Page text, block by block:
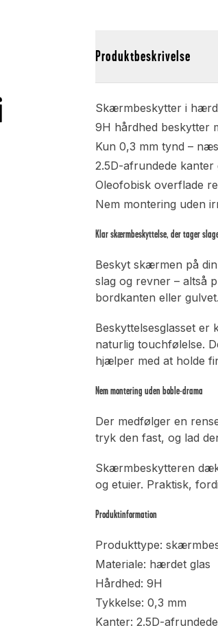
Produktbeskrivelse
Skærmbeskytter i
9H hårdhed beskytter
Kun 0,3 mm tynd –
2.5D-afrundede kanter
Oleofobisk overflade
Nem montering uden
Klar skærmbeskyttelse, der tager
Beskyt skærmen på
slag og revner – altså
bordkanten eller gulvet.
Beskyttelsesglasset
naturlig touchfølelse.
hjælper med at holde
Nem montering uden boble-drama
Der medfølger en
tryk den fast, og lad
Skærmbeskytteren
og etuier. Praktisk,
Produktinformation
Produkttype:
Materiale: hærdet glas
Hårdhed: 9H
Tykkelse: 0,3 mm
Kanter: 2.5D-